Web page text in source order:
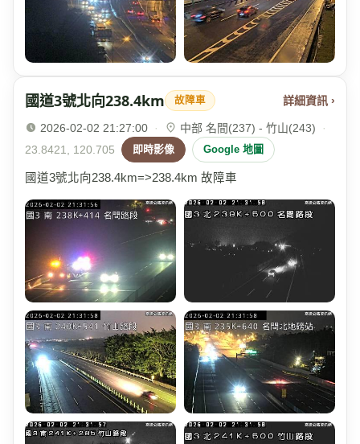
國道3號北向238.4km 故障車 詳細資訊 ›
2026-02-02 21:27:00 · 中部 名間(237) - 竹山(243)
·
23.8421, 120.705
即時影像 Google 地圖
國道3號北向238.4km=>238.4km 故障車